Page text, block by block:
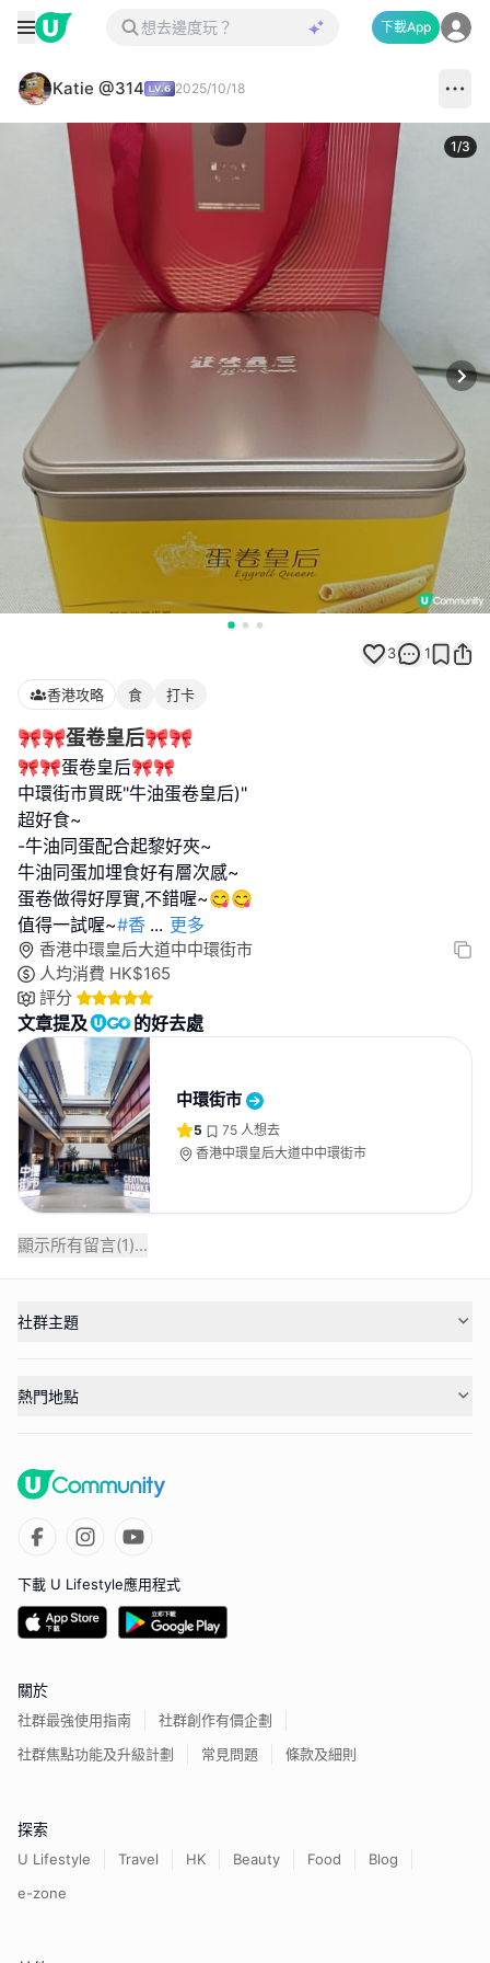
下載App
Katie @314 2025/10/18
1/3
3 1
香港攻略 食 打卡
🎀🎀蛋卷皇后🎀🎀
🎀🎀蛋卷皇后🎀🎀
中環街市買既"牛油蛋卷皇后)"
超好食~
-牛油同蛋配合起黎好夾~
牛油同蛋加埋食好有層次感~
蛋卷做得好厚實,不錯喔~😋😋
值得一試喔~#香 ... 更多
香港中環皇后大道中中環街市
人均消費 HK$165
評分
文章提及 的好去處
中環街市
5 75 人想去
香港中環皇后大道中中環街市
顯示所有留言(1)...
社群主題
熱門地點
下載 U Lifestyle應用程式
關於
社群最強使用指南
社群創作有價企劃
社群焦點功能及升級計劃
常見問題 條款及細則
探索
U Lifestyle Travel HK Beauty Food
Blog
e-zone